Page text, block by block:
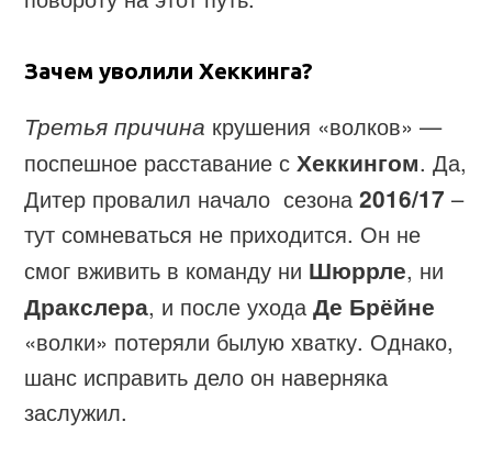
Зачем уволили Хеккинга?
Третья причина крушения «волков» —
поспешное расставание с Хеккингом. Да,
Дитер провалил начало сезона2016/17 –
тут сомневаться не приходится. Он не
смог вживить в команду ни Шюррле, ни
Дракслера, и после уходаДе Брёйне
«волки» потеряли былую хватку. Однако,
шанс исправить дело он наверняка
заслужил.